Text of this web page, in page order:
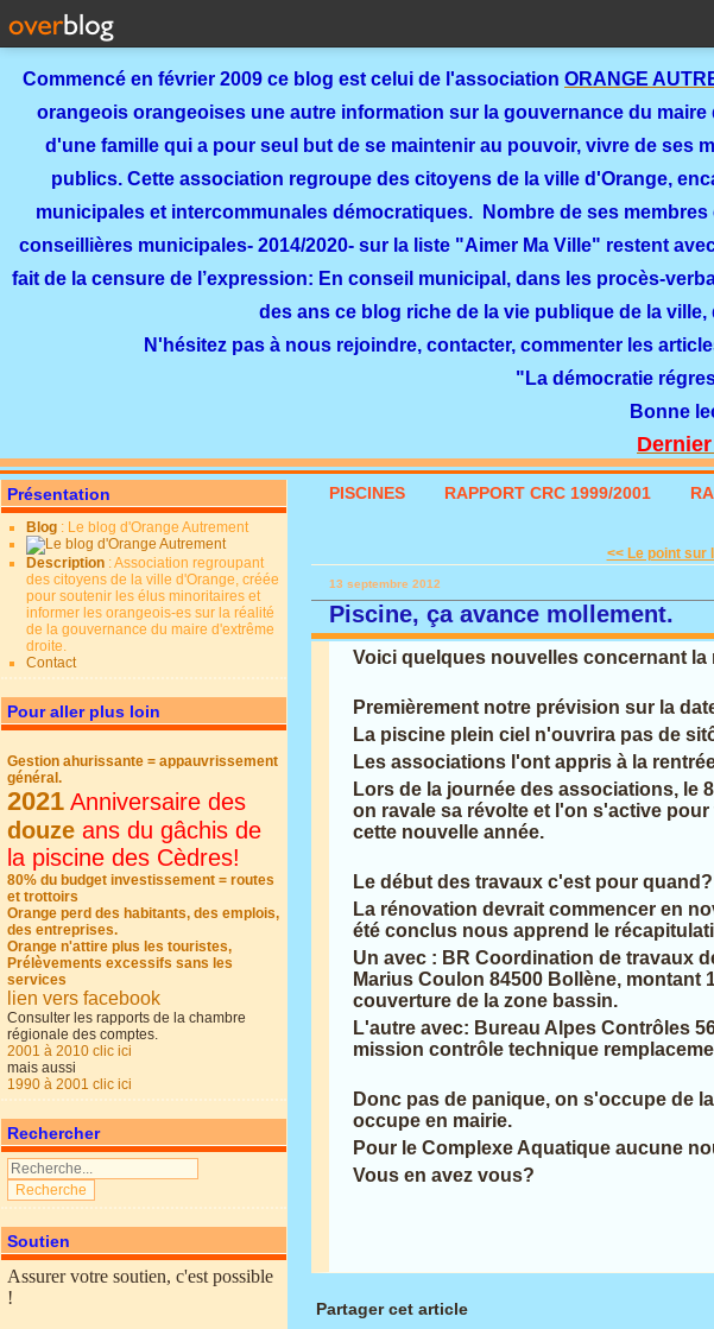
Commencé en février 2009 ce blog est celui de l'association ORANGE
orangeois orangeoises une autre information sur la gouvernance du
d'une famille qui a pour seul but de se maintenir au pouvoir, vivre de ses
publics. Cette association regroupe des citoyens de la ville d'Orange,
municipales et intercommunales démocratiques. Nombre de ses
conseillières municipales- 2014/2020- sur la liste "Aimer Ma Ville" restent
fait de la censure de l’expression: En conseil municipal, dans les procès-
des ans ce blog riche de la vie publique de la
N'hésitez pas à nous rejoindre, contacter, commenter les
"La démocratie
Bonne
Présentation
Blog : Le blog d'Orange Autrement
Description : Association regroupant
des citoyens de la ville d'Orange, créée
pour soutenir les élus minoritaires et
informer les orangeois-es sur la réalité
de la gouvernance du maire d'extrême
droite.
Contact
Pour aller plus loin
Gestion ahurissante = appauvrissement
général.
2021 Anniversaire des
douze ans du gâchis de
la piscine des Cèdres!
80% du budget investissement = routes
et trottoirs
Orange perd des habitants, des emplois,
des entreprises.
Orange n'attire plus les touristes,
Prélèvements excessifs sans les
services
lien vers facebook
Consulter les rapports de la chambre
régionale des comptes.
2001 à 2010 clic ici
mais aussi
1990 à 2001 clic ici
Rechercher
Soutien
Assurer votre soutien, c'est possible
!
PISCINES RAPPORT CRC 1999/2001
<< Le point sur
13 septembre 2012
Piscine, ça avance mollement.
Voici quelques nouvelles concernant
Premièrement notre prévision sur la
La piscine plein ciel n'ouvrira pas de
Les associations l'ont appris à la
Lors de la journée des associations, le
on ravale sa révolte et l'on s'active
cette nouvelle année.
Le début des travaux c'est pour quand?
La rénovation devrait commencer en
été conclus nous apprend le
Un avec : BR Coordination de travaux
Marius Coulon 84500 Bollène, montant
couverture de la zone bassin.
L'autre avec: Bureau Alpes Contrôles
mission contrôle technique
Donc pas de panique, on s'occupe de
occupe en mairie.
Pour le Complexe Aquatique aucune
Vous en avez vous?
Partager cet article